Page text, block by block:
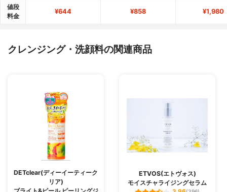
値段
料金
¥644 ¥858 ¥1,980
クレンジング・洗顔料の関連商品
DETclear(ディーイーティーク
リア)
ETVOS(エトヴォス)
モイスチャライジングセラム